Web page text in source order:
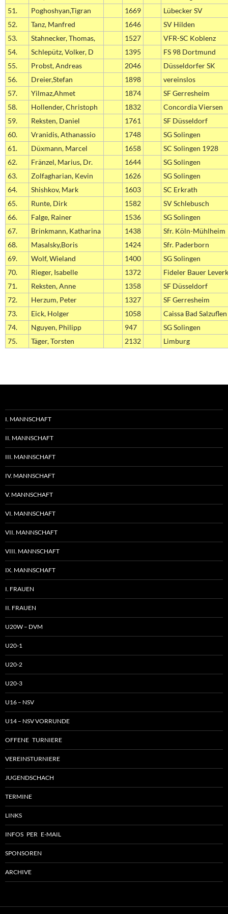
51.
Poghoshyan,Tigran 1669
Lübecker SV
52.
Tanz, Manfred 1646
SV Hilden
53.
Stahnecker, Thomas, 1527
VFR-SC Koblenz
54.
Schlepütz, Volker, D 1395
FS 98 Dortmund
55.
Probst, Andreas 2046
Düsseldorfer SK
56.
Dreier,Stefan 1898
vereinslos
57.
Yilmaz,Ahmet 1874
SF Gerresheim
58.
Hollender, Christoph 1832
Concordia Viersen
59.
Reksten, Daniel 1761
SF Düsseldorf
60.
Vranidis, Athanassio 1748
SG Solingen
61.
Düxmann, Marcel 1658
SC Solingen 1928
62.
Fränzel, Marius, Dr. 1644
SG Solingen
63.
Zolfagharian, Kevin 1626
SG Solingen
64.
Shishkov, Mark 1603
SC Erkrath
65.
Runte, Dirk 1582
SV Schlebusch
66.
Falge, Rainer 1536
SG Solingen
67.
Brinkmann, Katharina 1438
Sfr. Köln-Mühlheim
68.
Masalsky,Boris 1424
Sfr. Paderborn
69.
Wolf, Wieland 1400
SG Solingen
70.
Rieger, Isabelle 1372
Fideler Bauer Leverk
71.
Reksten, Anne 1358
SF Düsseldorf
72.
Herzum, Peter 1327
SF Gerresheim
73.
Eick, Holger 1058
Caissa Bad Salzuflen
74.
Nguyen, Philipp 947
SG Solingen
75.
Täger, Torsten 2132 Limburg
I. MANNSCHAFT
II. MANNSCHAFT
III. MANNSCHAFT
IV. MANNSCHAFT
V. MANNSCHAFT
VI. MANNSCHAFT
VII. MANNSCHAFT
VIII. MANNSCHAFT
IX. MANNSCHAFT
I. FRAUEN
II. FRAUEN
U20W – DVM
U20-1
U20-2
U20-3
U16 – NSV
U14 – NSV VORRUNDE
OFFENE TURNIERE
VEREINSTURNIERE
JUGENDSCHACH
TERMINE
LINKS
INFOS PER E-MAIL
SPONSOREN
ARCHIVE